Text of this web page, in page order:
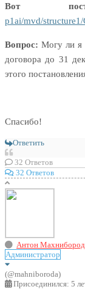
Вот
p1ai/mvd/
Вопрос: Могу ли я
договора до 31
этого
Спасибо!
Ответить
32 Ответов
32 Ответов
Антон
Администратор
(@mahniboroda)
Присоединился: 5